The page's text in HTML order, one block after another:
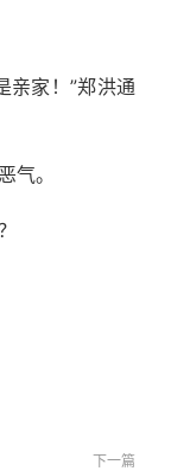
亲家！”郑洪通
气。
下一篇